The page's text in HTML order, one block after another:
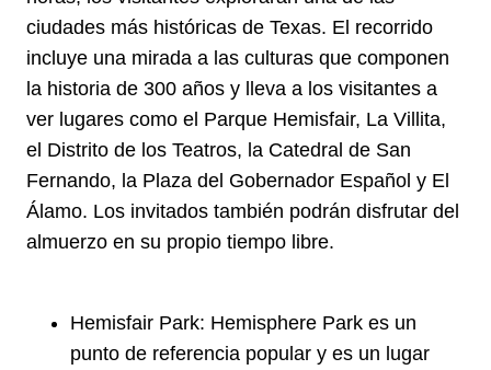
ciudades más históricas de Texas. El recorrido
incluye una mirada a las culturas que componen
la historia de 300 años y lleva a los visitantes a
ver lugares como el Parque Hemisfair, La Villita,
el Distrito de los Teatros, la Catedral de San
Fernando, la Plaza del Gobernador Español y El
Álamo. Los invitados también podrán disfrutar del
almuerzo en su propio tiempo libre.
Hemisfair Park: Hemisphere Park es un
punto de referencia popular y es un lugar